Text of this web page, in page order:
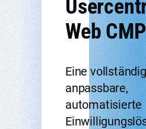
Web CMP
Eine vollständig
anpassbare,
automatisierte